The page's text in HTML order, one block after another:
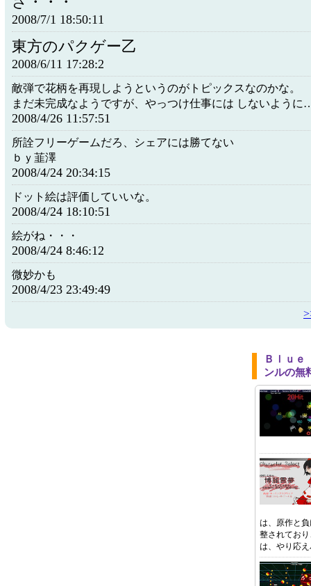
2008/7/1 18:50:11
東方のパクゲー乙
2008/6/11 17:28:2
敵弾で花柄を再現しようというのがトピックスなのかな。
まだ未完成なようですが、やっつけ仕事には しないように
2008/4/26 11:57:51
所詮フリーゲームだろ、シェアには勝てない
ｂｙ韮澤
2008/4/24 20:34:15
ドット絵は評価していいな。
2008/4/24 18:10:51
絵がね・・・
2008/4/24 8:46:12
微妙かも
2008/4/23 23:49:49
Ｂｌｕ
ンルの無
は、原作と
整されてお
は、やり応